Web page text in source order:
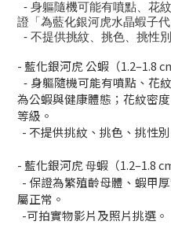
- 身軀隨機可能有噴點、花
證「為藍化銀河虎水晶蝦子代
- 不提供挑紋、挑色、挑性
-藍化銀河虎公蝦（1.2–1.8
- 身軀隨機可能有噴點、花
為公蝦與健康體態；花紋密
等級。
-不提供挑紋、挑色、挑性別
-藍化銀河虎母蝦（1.2–1.8 cm
- 保證為繁殖齡母體、蝦甲
屬正常。
-可拍實物影片及照片挑選。